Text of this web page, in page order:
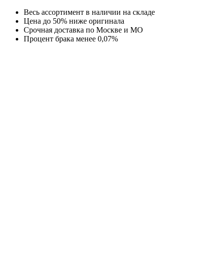
Перейти
содержимому
Весь ассортимент в наличии на складе
Цена до 50% ниже оригинала
Срочная доставка по Москве и МО
Процент брака менее 0,07%